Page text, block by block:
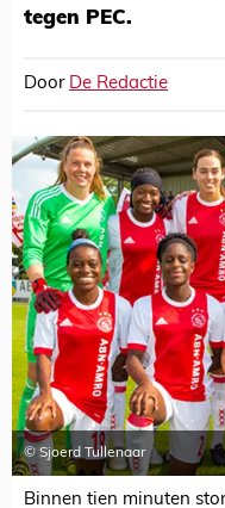
tegen PEC.
Door De Redactie
© Sjoerd Tullenaar
Binnen tien minuten